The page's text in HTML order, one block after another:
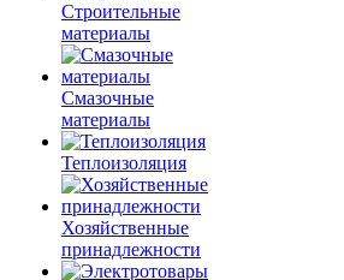
Строительные
материалы
Смазочные
материалы
Теплоизоляция
Хозяйственные
принадлежности